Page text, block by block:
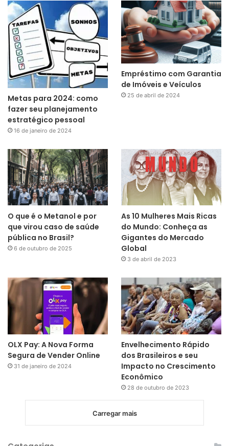
Metas para 2024: como
fazer seu planejamento
estratégico pessoal
16 de janeiro de 2024
Empréstimo com Garantia
de Imóveis e Veículos
25 de abril de 2024
O que é o Metanol e por
que virou caso de saúde
pública no Brasil?
6 de outubro de 2025
As 10 Mulheres Mais Ricas
do Mundo: Conheça as
Gigantes do Mercado
Global
3 de abril de 2023
OLX Pay: A Nova Forma
Segura de Vender Online
31 de janeiro de 2024
Envelhecimento Rápido
dos Brasileiros e seu
Impacto no Crescimento
Econômico
28 de outubro de 2023
Carregar mais